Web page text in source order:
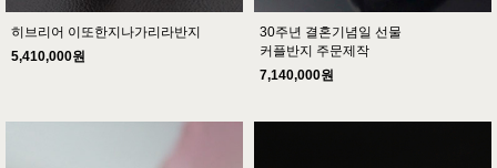
히브리어 이또한지나가리라반지
5,410,000원
30주년 결혼기념일 선물
커플반지 주문제작
7,140,000원